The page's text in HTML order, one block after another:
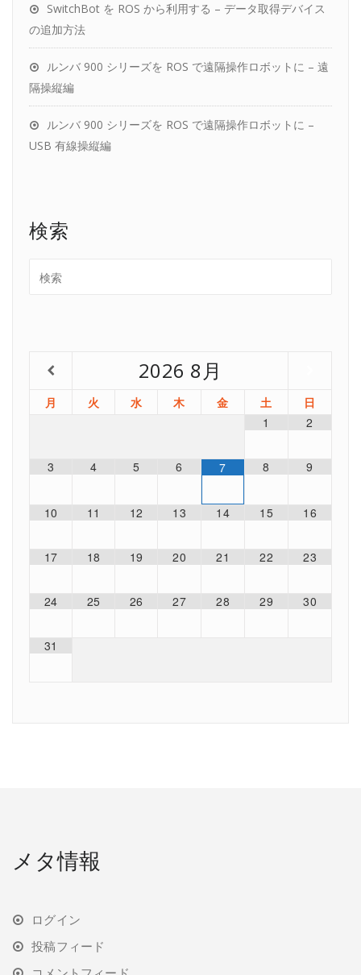
SwitchBot を ROS から利用する – データ取得デバイス
の追加方法
ルンバ 900 シリーズを ROS で遠隔操作ロボットに – 遠
隔操縦編
ルンバ 900 シリーズを ROS で遠隔操作ロボットに –
USB 有線操縦編
検索
2026 8月
月 火 水 木 金 土
日
1
2
3 4 5 6 7 8 9
10 11 12 13 14 15 16
17 18 19 20 21 22 23
24 25 26 27 28 29 30
31
メタ情報
ログイン
投稿フィード